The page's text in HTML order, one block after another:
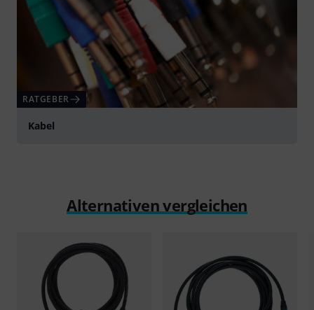
RATGEBER
Kabel
Alternativen vergleichen